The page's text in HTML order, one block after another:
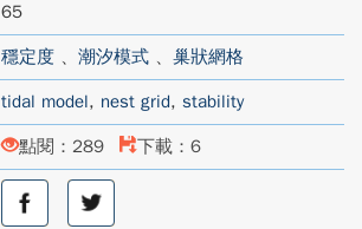
65
穩定度 、 潮汐模式 、 巢狀網格
tidal model, nest grid, stability
點閱：289 下載：6
分
分
享